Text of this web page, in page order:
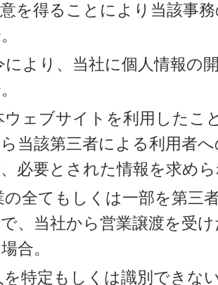
を得ることにより当該事
により、当社に個人情報の
ウェブサイトを利用したこ
当該第三者による利用者
必要とされた情報を求め
の全てもしくは一部を第三
、当社から営業譲渡を受
合。
を特定もしくは識別できな